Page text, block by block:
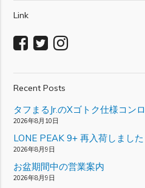
Link
Recent Posts
タフまるJr.のXゴトク仕様コンロ
2026年8月10日
LONE PEAK 9+ 再入荷しました
2026年8月9日
お盆期間中の営業案内
2026年8月9日